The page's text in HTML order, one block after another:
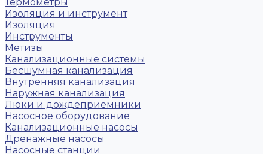
Изоляция и инструмент
Изоляция
Инструменты
Метизы
Канализационные системы
Бесшумная канализация
Внутренняя канализация
Наружная канализация
Люки и дождеприемники
Насосное оборудование
Канализационные насосы
Дренажные насосы
Насосные станции